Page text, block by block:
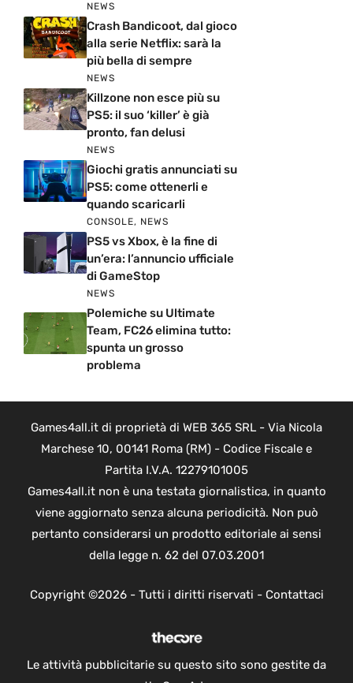
NEWS
Crash Bandicoot, dal gioco
alla serie Netflix: sarà la
più bella di sempre
NEWS
Killzone non esce più su
PS5: il suo ‘killer’ è già
pronto, fan delusi
NEWS
Giochi gratis annunciati su
PS5: come ottenerli e
quando scaricarli
CONSOLE, NEWS
PS5 vs Xbox, è la fine di
un’era: l’annuncio ufficiale
di GameStop
NEWS
Polemiche su Ultimate
Team, FC26 elimina tutto:
spunta un grosso
problema
Games4all.it di proprietà di WEB 365 SRL - Via Nicola
Marchese 10, 00141 Roma (RM) - Codice Fiscale e
Partita I.V.A. 12279101005
Games4all.it non è una testata giornalistica, in quanto
viene aggiornato senza alcuna periodicità. Non può
pertanto considerarsi un prodotto editoriale ai sensi
della legge n. 62 del 07.03.2001
Copyright ©2026 - Tutti i diritti riservati - Contattaci
Le attività pubblicitarie su questo sito sono gestite da